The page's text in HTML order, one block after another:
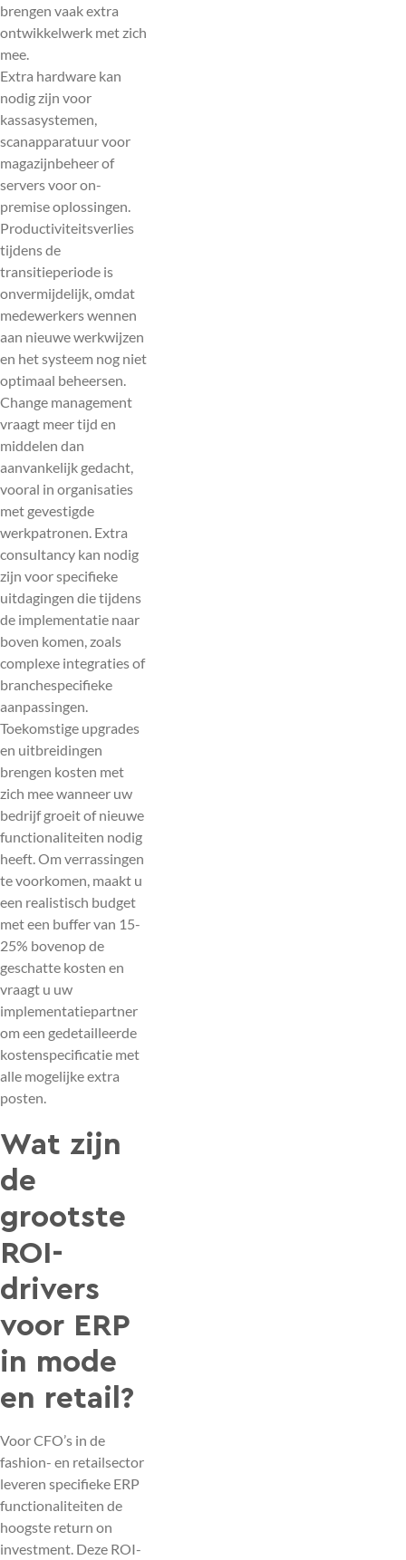
brengen vaak extra
ontwikkelwerk met zich
mee.
Extra hardware kan
nodig zijn voor
kassasystemen,
scanapparatuur voor
magazijnbeheer of
servers voor on-
premise oplossingen.
Productiviteitsverlies
tijdens de
transitieperiode is
onvermijdelijk, omdat
medewerkers wennen
aan nieuwe werkwijzen
en het systeem nog niet
optimaal beheersen.
Change management
vraagt meer tijd en
middelen dan
aanvankelijk gedacht,
vooral in organisaties
met gevestigde
werkpatronen. Extra
consultancy kan nodig
zijn voor specifieke
uitdagingen die tijdens
de implementatie naar
boven komen, zoals
complexe integraties of
branchespecifieke
aanpassingen.
Toekomstige upgrades
en uitbreidingen
brengen kosten met
zich mee wanneer uw
bedrijf groeit of nieuwe
functionaliteiten nodig
heeft. Om verrassingen
te voorkomen, maakt u
een realistisch budget
met een buffer van 15-
25% bovenop de
geschatte kosten en
vraagt u uw
implementatiepartner
om een gedetailleerde
kostenspecificatie met
alle mogelijke extra
posten.
Wat zijn
de
grootste
ROI-
drivers
voor ERP
in mode
en retail?
Voor CFO’s in de
fashion- en retailsector
leveren specifieke ERP
functionaliteiten de
hoogste return on
investment. Deze ROI-